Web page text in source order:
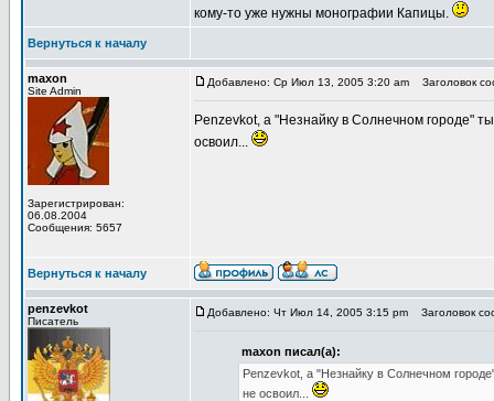
кому-то уже нужны монографии Капицы.
Вернуться к началу
maxon
Site Admin
Зарегистрирован:
06.08.2004
Сообщения: 5657
Добавлено: Ср Июл 13, 2005 3:20 am Заголовок
Penzevkot, а "Незнайку в Солнечном городе"
освоил...
Вернуться к началу
penzevkot
Писатель
Добавлено: Чт Июл 14, 2005 3:15 pm Заголовок
maxon писал(а):
Penzevkot, а "Незнайку в Солнечном
не освоил...